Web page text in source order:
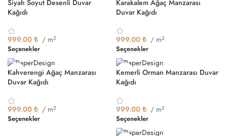
Siyah Soyut Desenli Duvar
Kağıdı
999.00 ₺ / m2
Seçenekler
Karakalem Ağaç Manzarası
Duvar Kağıdı
999.00 ₺ / m2
Seçenekler
Kahverengi Ağaç Manzarası
Duvar Kağıdı
999.00 ₺ / m2
Seçenekler
Kemerli Orman Manzarası Duvar
Kağıdı
999.00 ₺ / m2
Seçenekler